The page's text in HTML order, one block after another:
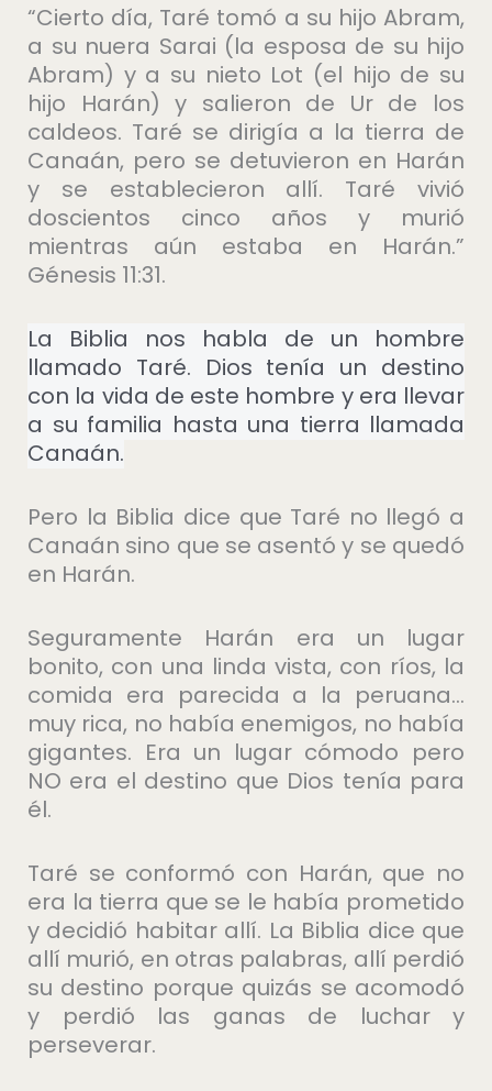
“Cierto día, Taré tomó a su hijo Abram,
a su nuera Sarai (la esposa de su hijo
Abram) y a su nieto Lot (el hijo de su
hijo Harán) y salieron de Ur de los
caldeos. Taré se dirigía a la tierra de
Canaán, pero se detuvieron en Harán
y se establecieron allí. Taré vivió
doscientos cinco años y murió
mientras aún estaba en Harán.”
Génesis 11:31.
La Biblia nos habla de un hombre
llamado Taré. Dios tenía un destino
con la vida de este hombre y era llevar
a su familia hasta una tierra llamada
Canaán.
Pero la Biblia dice que Taré no llegó a
Canaán sino que se asentó y se quedó
en Harán.
Seguramente Harán era un lugar
bonito, con una linda vista, con ríos, la
comida era parecida a la peruana…
muy rica, no había enemigos, no había
gigantes. Era un lugar cómodo pero
NO era el destino que Dios tenía para
él.
Taré se conformó con Harán, que no
era la tierra que se le había prometido
y decidió habitar allí. La Biblia dice que
allí murió, en otras palabras, allí perdió
su destino porque quizás se acomodó
y perdió las ganas de luchar y
perseverar.